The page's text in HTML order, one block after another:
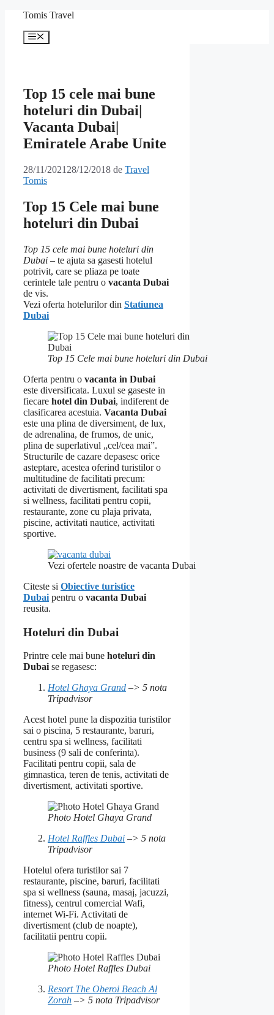
conținut
Tomis Travel
Meniu
Top 15 cele mai bune
hoteluri din Dubai|
Vacanta Dubai|
Emiratele Arabe Unite
28/11/2021 28/12/2018 de Travel
Tomis
Top 15 Cele mai bune
hoteluri din Dubai
Top 15 cele mai bune hoteluri din
Dubai – te ajuta sa gasesti hotelul
potrivit, care se pliaza pe toate
cerintele tale pentru o vacanta Dubai
de vis.
Vezi oferta hotelurilor din Statiunea
Dubai
Top 15 Cele mai bune hoteluri din Dubai
Oferta pentru o vacanta in Dubai
este diversificata. Luxul se gaseste in
fiecare hotel din Dubai, indiferent de
clasificarea acestuia. Vacanta Dubai
este una plina de diversiment, de lux,
de adrenalina, de frumos, de unic,
plina de superlativul „cel/cea mai”.
Structurile de cazare depasesc orice
asteptare, acestea oferind turistilor o
multitudine de facilitati precum:
activitati de divertisment, facilitati spa
si wellness, facilitati pentru copii,
restaurante, zone cu plaja privata,
piscine, activitati nautice, activitati
sportive.
Vezi ofertele noastre de vacanta Dubai
Citeste si Obiective turistice
Dubai pentru o vacanta Dubai
reusita.
Hoteluri din Dubai
Printre cele mai bune hoteluri din
Dubai se regasesc:
Hotel Ghaya Grand –> 5 nota
Tripadvisor
Acest hotel pune la dispozitia turistilor
sai o piscina, 5 restaurante, baruri,
centru spa si wellness, facilitati
business (9 sali de conferinta).
Facilitati pentru copii, sala de
gimnastica, teren de tenis, activitati de
divertisment, activitati sportive.
Photo Hotel Ghaya Grand
Hotel Raffles Dubai –> 5 nota
Tripadvisor
Hotelul ofera turistilor sai 7
restaurante, piscine, baruri, facilitati
spa si wellness (sauna, masaj, jacuzzi,
fitness), centrul comercial Wafi,
internet Wi-Fi. Activitati de
divertisment (club de noapte),
facilitatii pentru copii.
Photo Hotel Raffles Dubai
Resort The Oberoi Beach Al
Zorah –> 5 nota Tripadvisor